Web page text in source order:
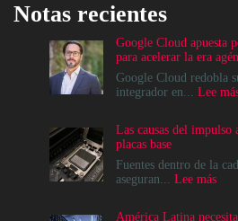
Notas recientes
Google Cloud apuesta
para acelerar la era
Google Cloud redobla
integrador en... Lee
Las causas del impulso
placas base
Fuentes dentro de la
aseguran... Lee más:
América Latina